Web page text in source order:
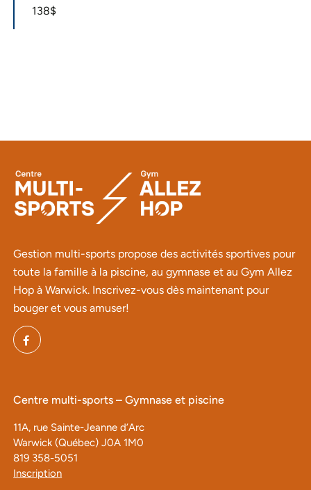
138$
Gestion multi-sports propose des activités sportives pour
toute la famille à la piscine, au gymnase et au Gym Allez
Hop à Warwick. Inscrivez-vous dès maintenant pour
bouger et vous amuser!
Centre multi-sports – Gymnase et piscine
11A, rue Sainte-Jeanne d’Arc
Warwick (Québec) J0A 1M0
819 358-5051
Inscription